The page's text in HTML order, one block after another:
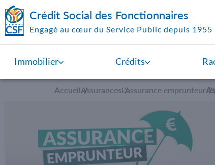
Aller au contenu principal
Crédit Social des Fonctionnaires
Engagé au cœur du Service Public depuis 1955
Immobilier Crédits
AccueilAssurancesL'assurance emprunteur